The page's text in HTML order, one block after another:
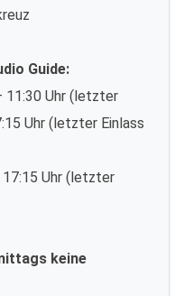
Guide:
11:30 Uhr (letzter
Uhr (letzter Einlass
Uhr (letzter
keine